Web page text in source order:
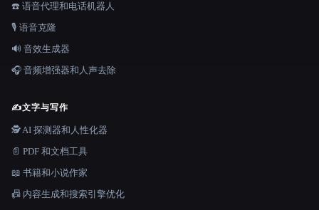
☎️ 语音代理和电话机器人
🎙️ 语音克隆
🔊 音效生成器
🎧 音频增强器和人声去除
✍️文字与写作
🕵️ AI 探测器和人性化器
📄 PDF 和文档工具
📖 书籍和小说作家
📠 内容生成和搜索引擎优化